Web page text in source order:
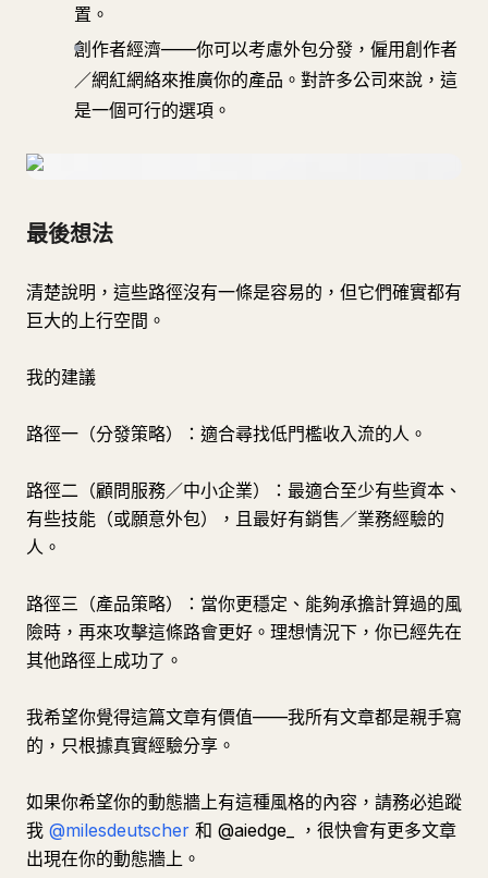
置。
創作者經濟——你可以考慮外包分發，僱用創作者
／網紅網絡來推廣你的產品。對許多公司來說，這
是一個可行的選項。
最後想法
清楚說明，這些路徑沒有一條是容易的，但它們確實都有
巨大的上行空間。
我的建議
路徑一（分發策略）：適合尋找低門檻收入流的人。
路徑二（顧問服務／中小企業）：最適合至少有些資本、
有些技能（或願意外包），且最好有銷售／業務經驗的
人。
路徑三（產品策略）：當你更穩定、能夠承擔計算過的風
險時，再來攻擊這條路會更好。理想情況下，你已經先在
其他路徑上成功了。
我希望你覺得這篇文章有價值——我所有文章都是親手寫
的，只根據真實經驗分享。
如果你希望你的動態牆上有這種風格的內容，請務必追蹤
我 @milesdeutscher 和 @aiedge_ ，很快會有更多文章
出現在你的動態牆上。